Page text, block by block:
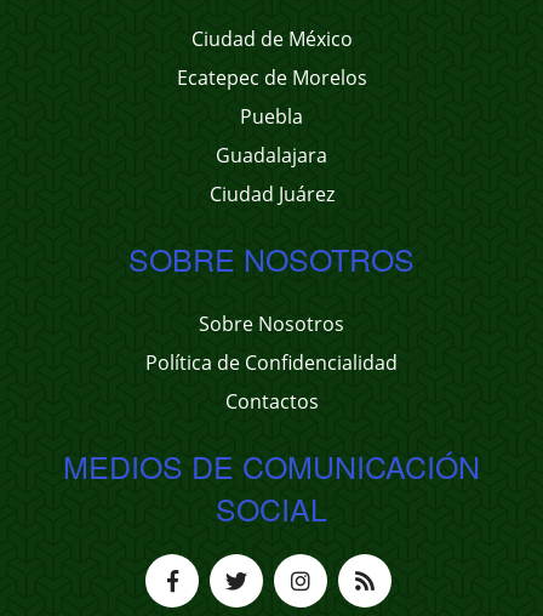
Ciudad de México
Ecatepec de Morelos
Puebla
Guadalajara
Ciudad Juárez
SOBRE NOSOTROS
Sobre Nosotros
Política de Confidencialidad
Contactos
MEDIOS DE COMUNICACIÓN
SOCIAL